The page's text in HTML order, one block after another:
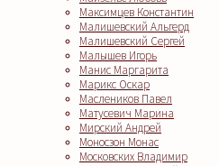
Максимцев Константин
Малишевский Альгерд
Малишевский Сергей
Малышев Игорь
Манис Маргарита
Марикс Оскар
Маслеников Павел
Матусевич Марина
Мирский Андрей
Моносзон Монас
Московских Владимир